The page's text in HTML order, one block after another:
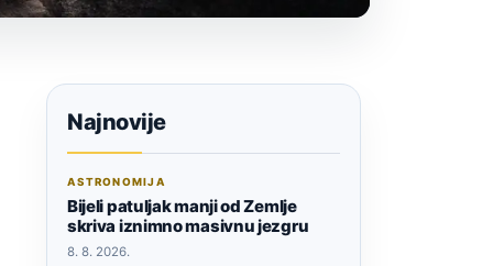
Najnovije
ASTRONOMIJA
Bijeli patuljak manji od Zemlje
skriva iznimno masivnu jezgru
8. 8. 2026.